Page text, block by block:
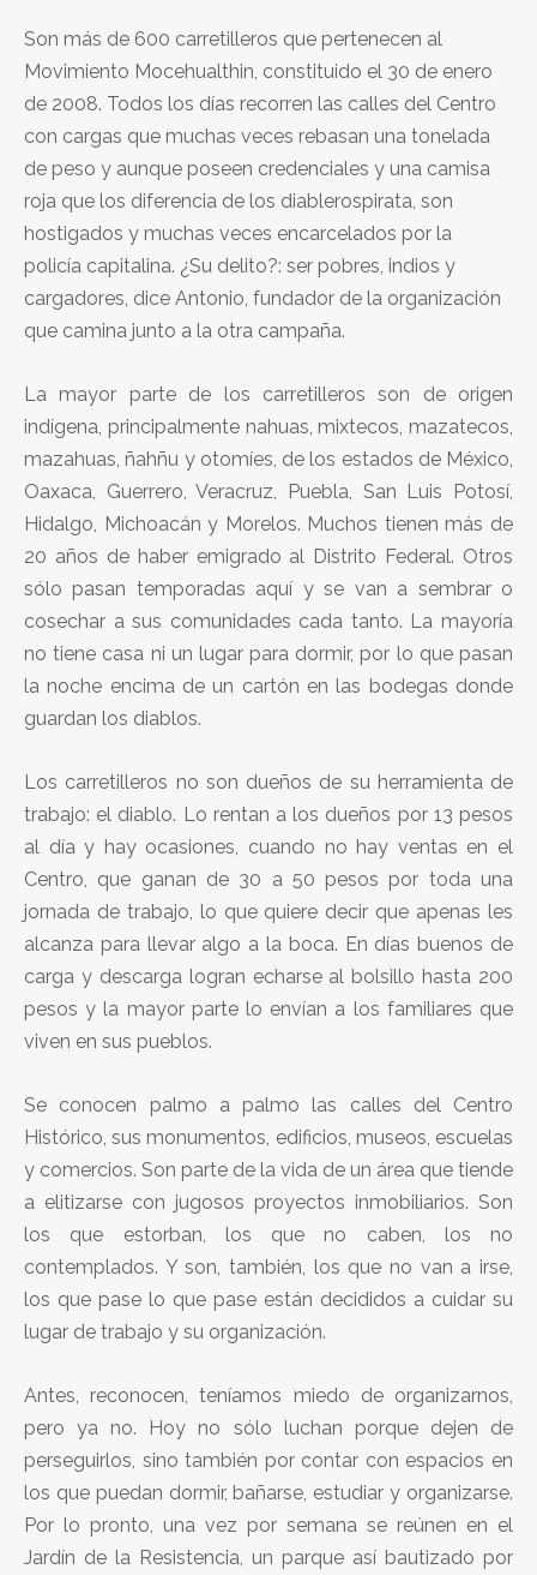
Son más de 600 carretilleros que pertenecen al
Movimiento Mocehualthin, constituido el 30 de enero
de 2008. Todos los días recorren las calles del Centro
con cargas que muchas veces rebasan una tonelada
de peso y aunque poseen credenciales y una camisa
roja que los diferencia de los diablerospirata, son
hostigados y muchas veces encarcelados por la
policía capitalina. ¿Su delito?: ser pobres, indios y
cargadores, dice Antonio, fundador de la organización
que camina junto a la otra campaña.
La mayor parte de los carretilleros son de origen
indígena, principalmente nahuas, mixtecos, mazatecos,
mazahuas, ñahñu y otomíes, de los estados de México,
Oaxaca, Guerrero, Veracruz, Puebla, San Luis Potosí,
Hidalgo, Michoacán y Morelos. Muchos tienen más de
20 años de haber emigrado al Distrito Federal. Otros
sólo pasan temporadas aquí y se van a sembrar o
cosechar a sus comunidades cada tanto. La mayoría
no tiene casa ni un lugar para dormir, por lo que pasan
la noche encima de un cartón en las bodegas donde
guardan los diablos.
Los carretilleros no son dueños de su herramienta de
trabajo: el diablo. Lo rentan a los dueños por 13 pesos
al día y hay ocasiones, cuando no hay ventas en el
Centro, que ganan de 30 a 50 pesos por toda una
jornada de trabajo, lo que quiere decir que apenas les
alcanza para llevar algo a la boca. En días buenos de
carga y descarga logran echarse al bolsillo hasta 200
pesos y la mayor parte lo envían a los familiares que
viven en sus pueblos.
Se conocen palmo a palmo las calles del Centro
Histórico, sus monumentos, edificios, museos, escuelas
y comercios. Son parte de la vida de un área que tiende
a elitizarse con jugosos proyectos inmobiliarios. Son
los que estorban, los que no caben, los no
contemplados. Y son, también, los que no van a irse,
los que pase lo que pase están decididos a cuidar su
lugar de trabajo y su organización.
Antes, reconocen, teníamos miedo de organizarnos,
pero ya no. Hoy no sólo luchan porque dejen de
perseguirlos, sino también por contar con espacios en
los que puedan dormir, bañarse, estudiar y organizarse.
Por lo pronto, una vez por semana se reúnen en el
Jardín de la Resistencia, un parque así bautizado por